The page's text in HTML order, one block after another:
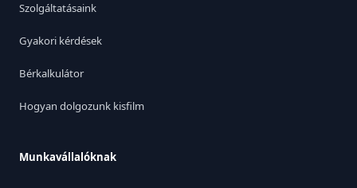
Szolgáltatásaink
Gyakori kérdések
Bérkalkulátor
Hogyan dolgozunk kisfilm
Munkavállalóknak